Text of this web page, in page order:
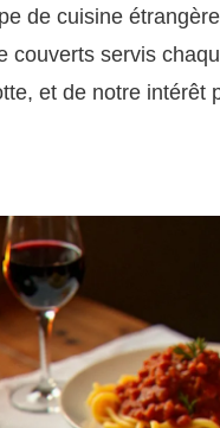
de cuisine
couverts servis
et de notre intérêt